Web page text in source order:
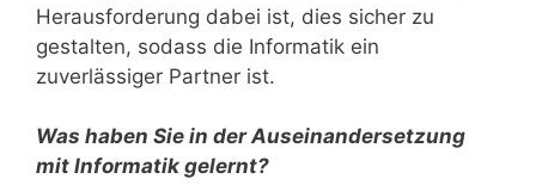
Herausforderung dabei ist, dies sicher zu
gestalten, sodass die Informatik ein
zuverlässiger Partner ist.
Was haben Sie in der Auseinandersetzung
mit Informatik gelernt?